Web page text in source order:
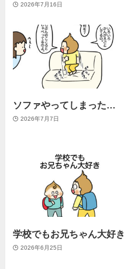
2026年7月16日
ソファやってしまった…
2026年7月7日
学校でもお兄ちゃん大好き
2026年6月25日